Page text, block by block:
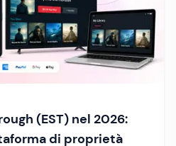
(EST) nel 2026:
di proprietà